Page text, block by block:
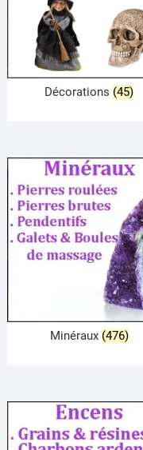
Décorations (45)
Minéraux (476)